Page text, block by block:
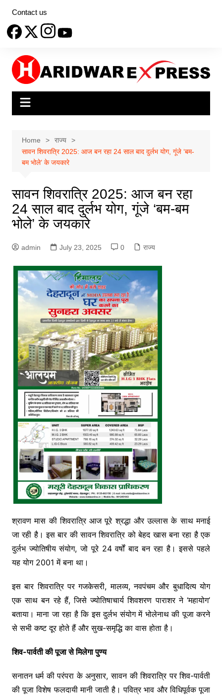
content
Contact us
Home
राज्य
सावन शिवरात्रि 2025: आज बन रहा 24 साल बाद दुर्लभ योग, गूंजे ‘बम-
बम भोले’ के जयकारे
सावन शिवरात्रि 2025: आज बन रहा
24 साल बाद दुर्लभ योग, गूंजे ‘बम-बम
भोले’ के जयकारे
admin July 23, 2025 0 राज्य
श्रावण मास की शिवरात्रि आज पूरे श्रद्धा और उल्लास के साथ मनाई
जा रही है। इस बार की सावन शिवरात्रि को बेहद खास बना रहा है एक
दुर्लभ ज्योतिषीय संयोग, जो पूरे 24 वर्षों बाद बन रहा है। इससे पहले
यह योग 2001 में बना था।
इस बार शिवरात्रि पर गजकेसरी, मालव्य, नवपंचम और बुधादित्य योग
एक साथ बन रहे हैं, जिसे ज्योतिषाचार्य शिवशरण पाराशर ने ‘महायोग’
बताया। माना जा रहा है कि इस दुर्लभ संयोग में भोलेनाथ की पूजा करने
से सभी कष्ट दूर होते हैं और सुख-समृद्धि का वास होता है।
शिव-पार्वती की पूजा से मिलेगा पुण्य
सनातन धर्म की परंपरा के अनुसार, सावन की शिवरात्रि पर शिव-पार्वती
की पूजा विशेष फलदायी मानी जाती है। पवित्र भाव और विधिपूर्वक पूजा